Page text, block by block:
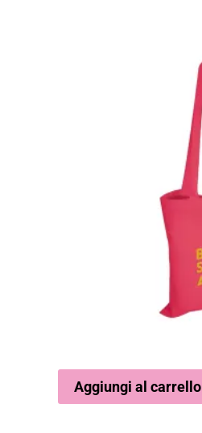
Aggiungi al carrello